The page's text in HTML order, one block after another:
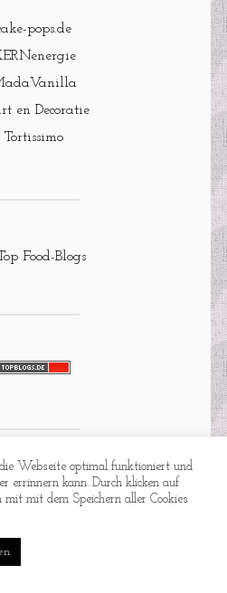
pops.de
en Decoratie
Tortissimo
ARTIKEL ÜBER
IM NETZ:
Webseite optimal funktioniert und
errinnern kann. Durch klicken auf
mit dem Speichern aller Cookies